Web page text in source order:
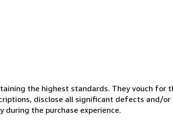
the highest standards. They vouch for
disclose all significant defects and/
during the purchase experience.